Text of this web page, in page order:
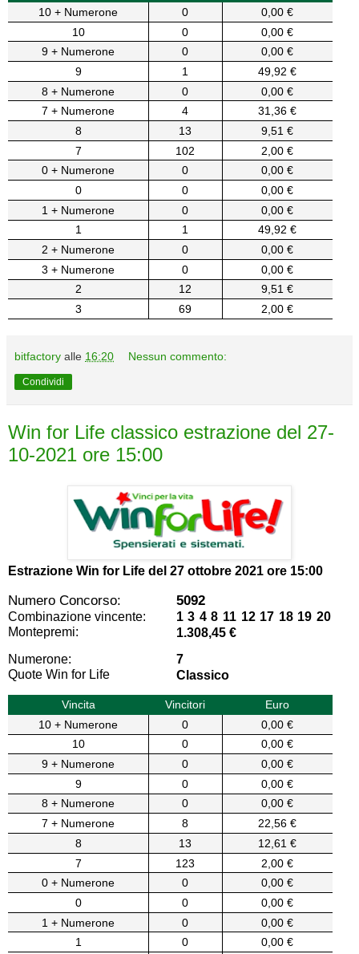
10 + Numerone
0
0,00 €
10
0
0,00 €
9 + Numerone
0
0,00 €
9
1
49,92 €
8 + Numerone
0
0,00 €
7 + Numerone
4
31,36 €
8
13
9,51 €
7
102
2,00 €
0 + Numerone
0
0,00 €
0
0
0,00 €
1 + Numerone
0
0,00 €
1
1
49,92 €
2 + Numerone
0
0,00 €
3 + Numerone
0
0,00 €
2
12
9,51 €
3
69 2,00 €
bitfactory alle 16:20 Nessun commento:
Condividi
Win for Life classico estrazione del 27-
10-2021 ore 15:00
Estrazione Win for Life del 27 ottobre 2021 ore 15:00
Numero Concorso: 5092
Combinazione vincente:
1 3 4 8 11 12 17 18 19 20
Montepremi:
1.308,45 €
Numerone:
7
Quote Win for Life
Classico
Vincita Vincitori
Euro
10 + Numerone
0
0,00 €
10
0
0,00 €
9 + Numerone
0
0,00 €
9
0
0,00 €
8 + Numerone
0
0,00 €
7 + Numerone
8
22,56 €
8
13
12,61 €
7
123
2,00 €
0 + Numerone
0
0,00 €
0
0
0,00 €
1 + Numerone
0
0,00 €
1
0
0,00 €